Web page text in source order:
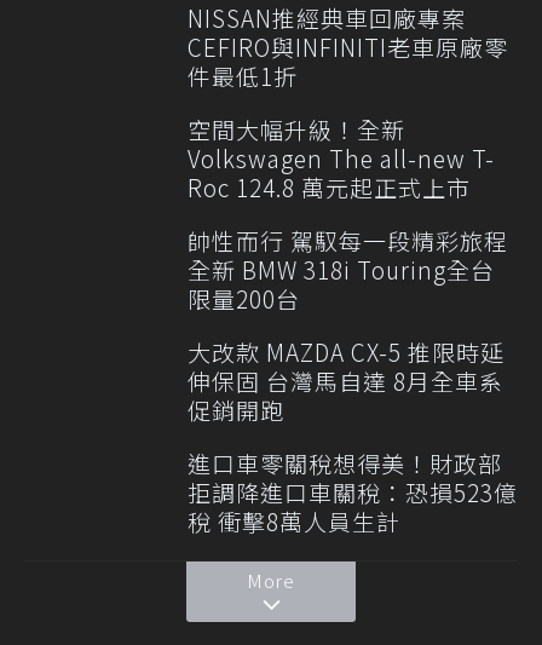
NISSAN推經典車回廠專案
CEFIRO與INFINITI老車原廠零
件最低1折
空間大幅升級！全新
Volkswagen The all-new T-
Roc 124.8 萬元起正式上市
帥性而行 駕馭每一段精彩旅程
全新 BMW 318i Touring全台
限量200台
大改款 MAZDA CX-5 推限時延
伸保固 台灣馬自達 8月全車系
促銷開跑
進口車零關稅想得美！財政部
拒調降進口車關稅：恐損523億
稅 衝擊8萬人員生計
More